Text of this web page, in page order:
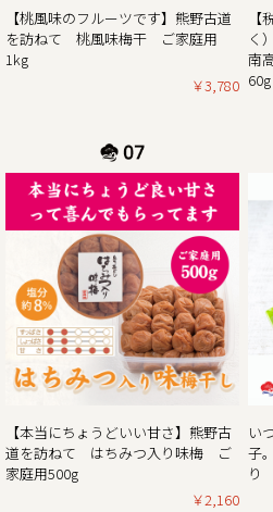
画の商品をご購入いただいたお客
プレゼント！
ぜひお得なこの機会に本場紀州南
年末年始期間中の営業日の営業のお
平素は格別のご高配を賜り厚く御礼
表記の件、下記の通りご案内させて
何かとご迷惑をお掛け致しますが
りますよう宜しくお願い致します。
2024年12月21日（土曜日）お正月
※2024年12月21日（土曜日）以降
（火曜日）以降の出荷。
2024年12月27
2024年12月29日（日曜日）
日） 休 業 日
2025年1月6
日） 平常通
【桃風味のフルーツです】熊野古道
を訪ねて 桃風味梅干 ご家庭用
1kg
￥3,780
く
南
【本当にちょうどいい甘さ】熊野古
道を訪ねて はちみつ入り味梅 ご
家庭用500g
￥2,160
い
子
り